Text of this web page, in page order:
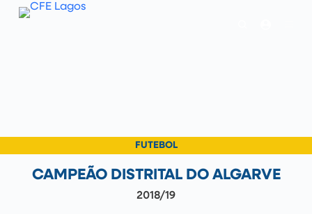
P
o
t
FUTEBOL
CAMPEÃO DISTRITAL DO ALGARVE
2018/19